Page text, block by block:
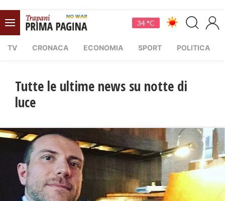
34 °C
TV CRONACA ECONOMIA SPORT POLITICA
Tutte le ultime news su notte di
luce